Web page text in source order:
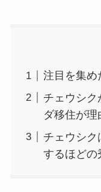
注目を集め
チェウシク
ダ移住が理
チェウシク
するほどの